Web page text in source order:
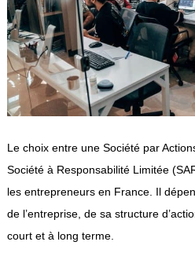
Le choix entre une Société par
Société à Responsabilité Limitée
les entrepreneurs en France. Il
de l’entreprise, de sa structure
court et à long terme.